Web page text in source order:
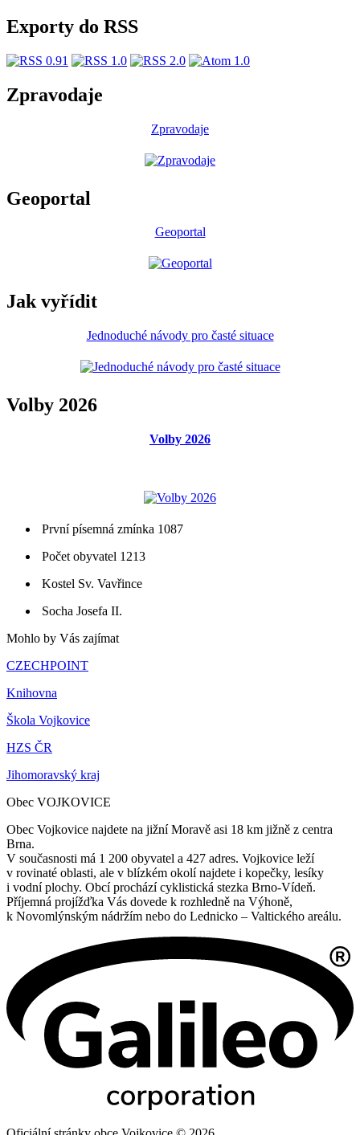
Exporty do RSS
Zpravodaje
Zpravodaje
Geoportal
Geoportal
Jak vyřídit
Jednoduché návody pro časté situace
Volby 2026
Volby 2026
První písemná zmínka 1087
Počet obyvatel 1213
Kostel Sv. Vavřince
Socha Josefa II.
Mohlo by Vás zajímat
CZECHPOINT
Knihovna
Škola Vojkovice
HZS ČR
Jihomoravský kraj
Obec VOJKOVICE
Obec Vojkovice najdete na jižní Moravě asi 18 km jižně z centra
Brna.
V současnosti má 1 200 obyvatel a 427 adres. Vojkovice leží
v rovinaté oblasti, ale v blízkém okolí najdete i kopečky, lesíky
i vodní plochy. Obcí prochází cyklistická stezka Brno-Vídeň.
Příjemná projížďka Vás dovede k rozhledně na Výhoně,
k Novomlýnským nádržím nebo do Lednicko – Valtického areálu.